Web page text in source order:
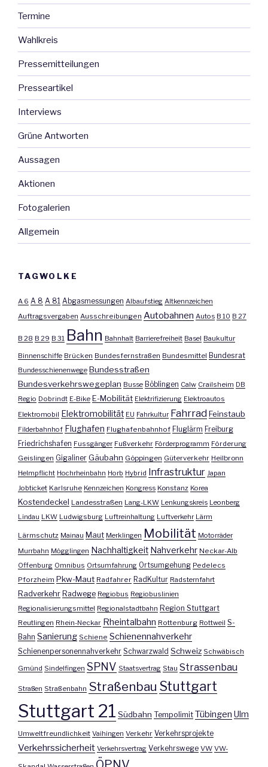
Termine
Wahlkreis
Pressemitteilungen
Presseartikel
Interviews
Grüne Antworten
Aussagen
Aktionen
Fotogalerien
Allgemein
TAGWOLKE
A 6 A 8 A 81 Abgasmessungen Albaufstieg Altkennzeichen
Auftragsvergaben Ausschreibungen Autobahnen Autos B 10 B 27
B 28 B 29 B 31 Bahn Bahnhalt Barrierefreiheit Basel Baukultur
Binnenschiffe Brücken Bundesfernstraßen Bundesmittel Bundesrat
Bundesschienenwege Bundesstraßen
Bundesverkehrswegeplan Busse Böblingen Calw Crailsheim DB
Regio Dobrindt E-Bike E-Mobilität Elektrifizierung Elektroautos
Elektromobil Elektromobilität EU Fahrkultur FahrradFeinstaub
Filderbahnhof Flughafen Flughafenbahnhof Fluglärm Freiburg
Friedrichshafen Fussgänger Fußverkehr Förderprogramm Förderung
Geislingen Gigaliner Gäubahn Göppingen Güterverkehr Heilbronn
Helmpflicht Hochrheinbahn Horb Hybrid Infrastruktur Japan
Jobticket Karlsruhe Kennzeichen Kongress Konstanz Korea
Kostendeckel Landesstraßen Lang-LKW Lenkungskreis Leonberg
Lindau LKW Ludwigsburg Luftreinhaltung Luftverkehr Lärm
Lärmschutz Mainau Maut Merklingen Mobilität Motorräder
Murrbahn Mögglingen Nachhaltigkeit Nahverkehr Neckar-Alb
Offenburg Omnibus Ortsumfahrung Ortsumgehung Pedelecs
Pforzheim Pkw-Maut Radfahrer RadKultur Radsternfahrt
Radverkehr Radwege Regiobus Regiobuslinien
Regionalisierungsmittel Regionalstadtbahn Region Stuttgart
Reutlingen Rhein-Neckar Rheintalbahn Rottenburg Rottweil S-
Bahn Sanierung Schiene Schienennahverkehr
Schienenpersonennahverkehr Schwarzwald Schweiz Schwäbisch
Gmünd Sindelfingen SPNV Staatsvertrag Stau Strassenbau
Straßen Straßenbahn Straßenbau Stuttgart
Stuttgart 21 Südbahn Tempolimit Tübingen Ulm
Umweltfreundlichkeit Vaihingen Verkehr Verkehrsprojekte
Verkehrssicherheit Verkehrsvertrag Verkehrswege VW VW-